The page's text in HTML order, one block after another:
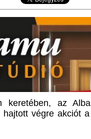
keretében, az
végre akciót